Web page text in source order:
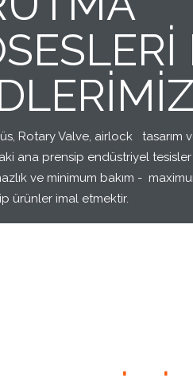
Rotary Valve, airlock tasarım
ana prensip endüstriyel
ve minimum bakım -
ürünler imal etmektir.